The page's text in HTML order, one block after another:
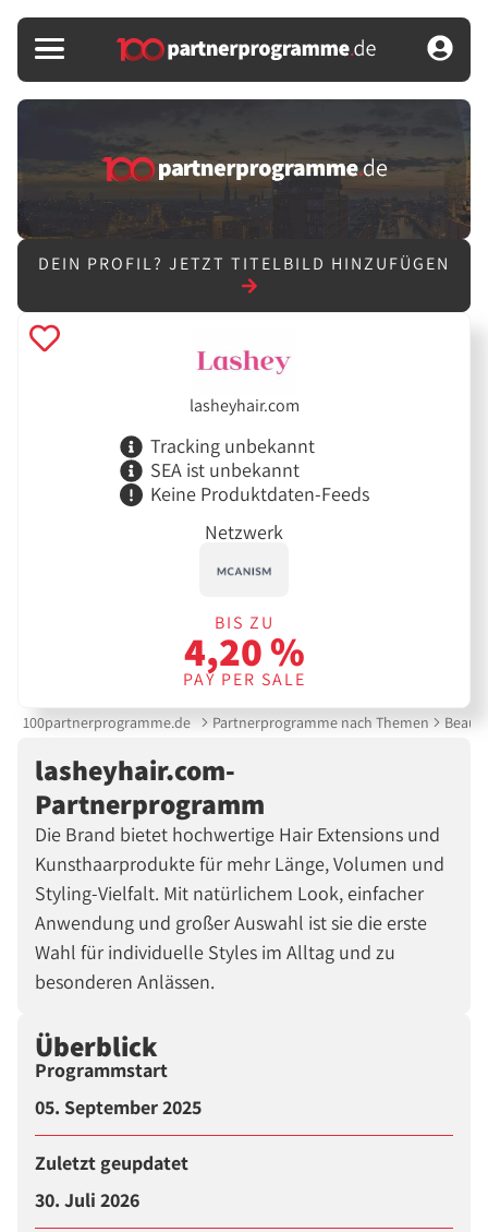
DEIN PROFIL? JETZT TITELBILD HINZUFÜGEN
lasheyhair.com
Tracking unbekannt
SEA ist unbekannt
Keine Produktdaten-Feeds
Netzwerk
BIS ZU
4,20 %
PAY PER SALE
100partnerprogramme.de Partnerprogramme nach Themen
lasheyhair.com-
Partnerprogramm
Die Brand bietet hochwertige Hair Extensions und
Kunsthaarprodukte für mehr Länge, Volumen und
Styling-Vielfalt. Mit natürlichem Look, einfacher
Anwendung und großer Auswahl ist sie die erste
Wahl für individuelle Styles im Alltag und zu
besonderen Anlässen.
Überblick
Programmstart
05. September 2025
Zuletzt geupdatet
30. Juli 2026